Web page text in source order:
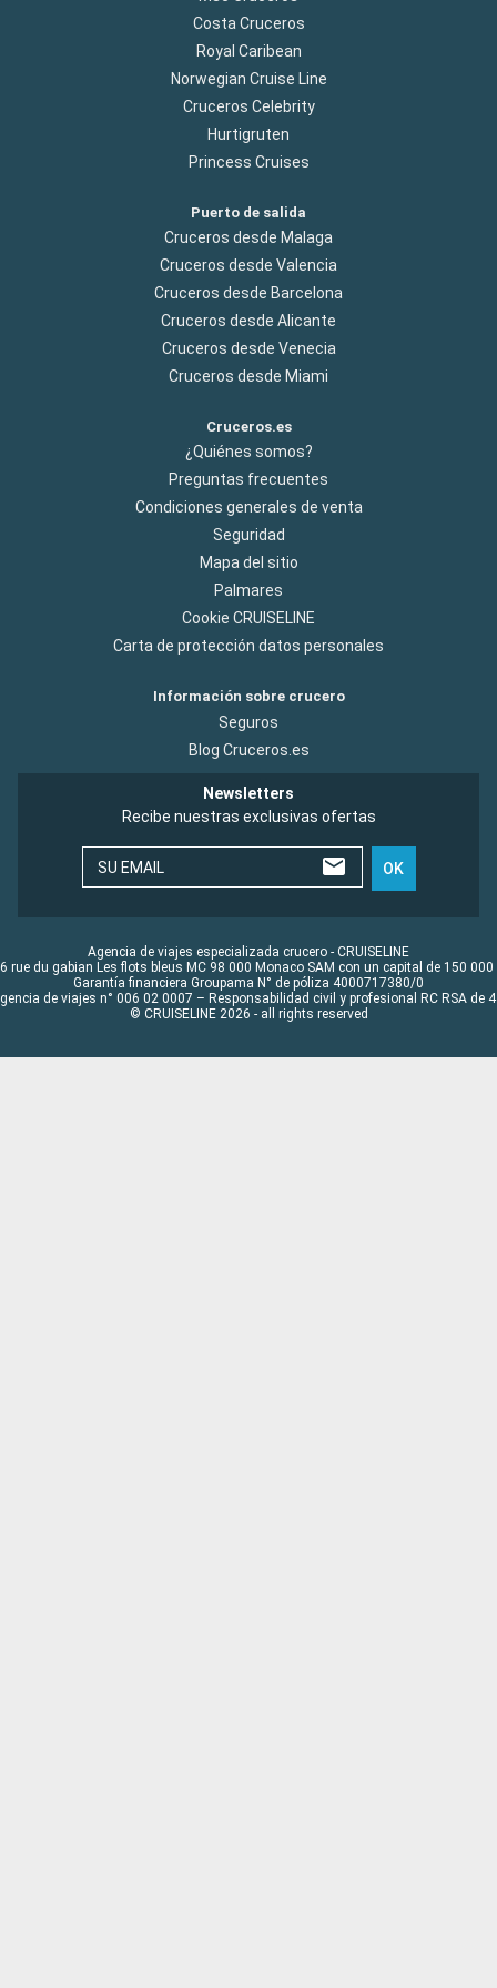
océano. Mahé también es famosa por su cocina criolla,
mezcla de sabores africanos, europeos y asiáticos.
Costa Cruceros
Royal Caribean
Norwegian Cruise Line
Cruceros Celebrity
Hurtigruten
Princess Cruises
Puerto de salida
Cruceros desde Malaga
Cruceros desde Valencia
Cruceros desde Barcelona
Cruceros desde Alicante
Cruceros desde Venecia
Cruceros desde Miami
Cruceros.es
¿Quiénes somos?
Preguntas frecuentes
Condiciones generales de venta
Seguridad
Mapa del sitio
Palmares
Cookie CRUISELINE
Carta de protección datos personales
Información sobre crucero
Seguros
Blog Cruceros.es
Newsletters
Recibe nuestras exclusivas ofertas
SU EMAIL OK
Agencia de viajes especializada crucero - CRUISELINE
rue du gabian Les flots bleus MC 98 000 Monaco SAM con un capital de 150 000
Garantía financiera Groupama N° de póliza 4000717380/0
de viajes n° 006 02 0007 – Responsabilidad civil y profesional RC RSA de
© CRUISELINE 2026 - all rights reserved